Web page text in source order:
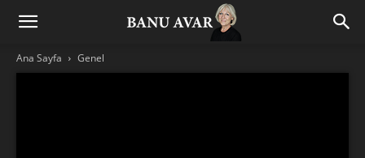
Ana Sayfa Genel